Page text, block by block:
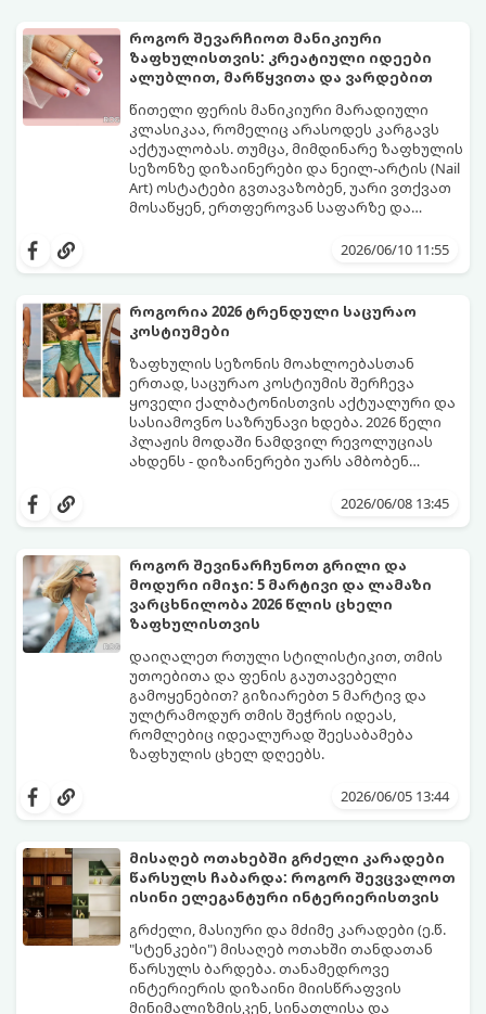
როგორ შევარჩიოთ მანიკიური
ზაფხულისთვის: კრეატიული იდეები
ალუბლით, მარწყვითა და ვარდებით
წითელი ფერის მანიკიური მარადიული
კლასიკაა, რომელიც არასოდეს კარგავს
აქტუალობას. თუმცა, მიმდინარე ზაფხულის
სეზონზე დიზაინერები და ნეილ-არტის (Nail
Art) ოსტატები გვთავაზობენ, უარი ვთქვათ
მოსაწყენ, ერთფეროვან საფარზე და
წვნიანი და რომანტიკული განწყობა
კლასიკური ალისფერიდან დაწყებული,
ექსპერიმენტებისთვის. გაიგეთ, რომელი
სამი მთავარი პრინტი იქნება ივნისის
ყველაზე ცხელი ტრენდი ფრჩხილების
მოდაში:
2026/06/10 11:55
როგორია 2026 ტრენდული საცურაო
კოსტიუმები
ზაფხულის სეზონის მოახლოებასთან
ერთად, საცურაო კოსტიუმის შერჩევა
ყოველი ქალბატონისთვის აქტუალური და
სასიამოვნო საზრუნავი ხდება. 2026 წელი
პლაჟის მოდაში ნამდვილ რევოლუციას
ახდენს - დიზაინერები უარს ამბობენ
აქცენტს აკეთებენ კომფორტის,
გაძლევთ იყოთ მაქსიმალურად თამამი,
კომფორტულად იგრძნოთ. გაიგეთ,
რომელი საცურაო კოსტიუმები იქნება 2026
წლის ზაფხულის მთავარი ჰიტი:
2026/06/08 13:45
როგორ შევინარჩუნოთ გრილი და
მოდური იმიჯი: 5 მარტივი და ლამაზი
ვარცხნილობა 2026 წლის ცხელი
ზაფხულისთვის
დაიღალეთ რთული სტილისტიკით, თმის
უთოებითა და ფენის გაუთავებელი
გამოყენებით? გიზიარებთ 5 მარტივ და
ულტრამოდურ თმის შეჭრის იდეას,
რომლებიც იდეალურად შეესაბამება
ზაფხულის ცხელ დღეებს.
სცდება, ხოლო ჰაერის ტენიანობა პიკს
არის იმის დრო, რომ 45 წუთი დახარჯოთ
თმის დახვევაზე, ფენთან ბრძოლაში
ოფლით და მერე მთელი დღე შუბლზე
მიწებებულ წინამოს ეჩხუბოთ.
წარმოგიდგენთ 5 მოდურ იდეას, რომლებიც
ზაფხულში მაქსიმალურ კომფორტსა და
გრილ განწყობას შეგინარჩუნებთ:
2026/06/05 13:44
მისაღებ ოთახებში გრძელი კარადები ​​
წარსულს ჩაბარდა: როგორ შევცვალოთ
ისინი ელეგანტური ინტერიერისთვის
გრძელი, მასიური და მძიმე კარადები (ე.წ.
"სტენკები") მისაღებ ოთახში თანდათან
წარსულს ბარდება. თანამედროვე
ინტერიერის დიზაინი მიისწრაფვის
მინიმალიზმისკენ, სინათლისა და